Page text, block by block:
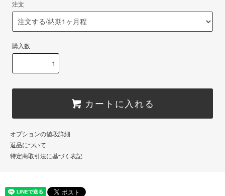
注文
購入数
カートに入れる
オプションの値段詳細
返品について
特定商取引法に基づく表記